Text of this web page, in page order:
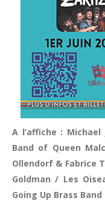
A l’affiche :
Band of Queen
Ollendorf & Fabrice
Goldman / Les
Going Up Brass Band